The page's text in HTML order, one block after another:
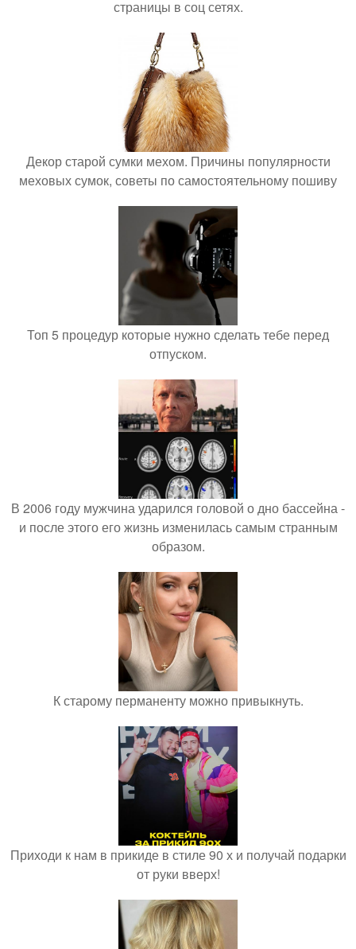
страницы в соц сетях.
Декор старой сумки мехом. Причины популярности
меховых сумок, советы по самостоятельному пошиву
Топ 5 процедур которые нужно сделать тебе перед
отпуском.
В 2006 году мужчина ударился головой о дно бассейна -
и после этого его жизнь изменилась самым странным
образом.
К старому перманенту можно привыкнуть.
Приходи к нам в прикиде в стиле 90 х и получай подарки
от руки вверх!